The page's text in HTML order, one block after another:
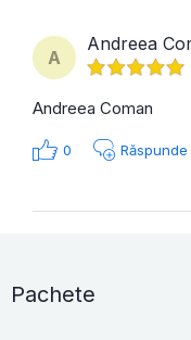
A
Andreea
Andreea Coman
0 Răspunde
Pachete